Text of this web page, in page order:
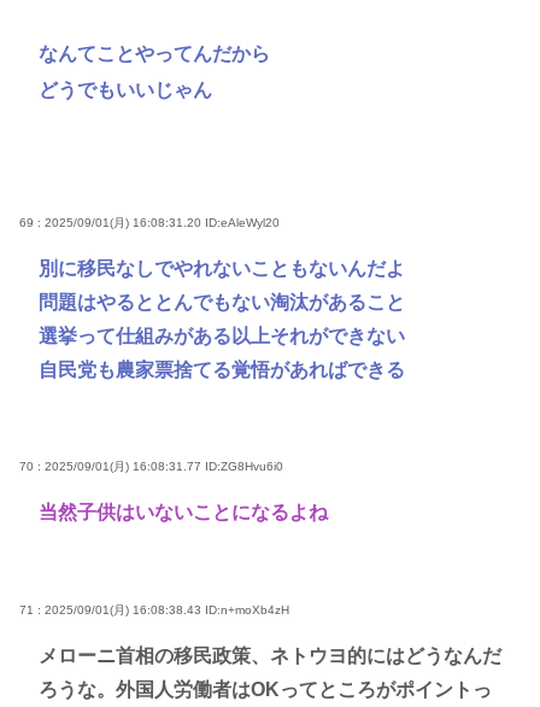
なんてことやってんだから
どうでもいいじゃん
69 : 2025/09/01(月) 16:08:31.20 ID:eAleWyl20
別に移民なしでやれないこともないんだよ
問題はやるととんでもない淘汰があること
選挙って仕組みがある以上それができない
自民党も農家票捨てる覚悟があればできる
70 : 2025/09/01(月) 16:08:31.77 ID:ZG8Hvu6i0
当然子供はいないことになるよね
71 : 2025/09/01(月) 16:08:38.43 ID:n+moXb4zH
メローニ首相の移民政策、ネトウヨ的にはどうなんだ
ろうな。外国人労働者はOKってところがポイントっ